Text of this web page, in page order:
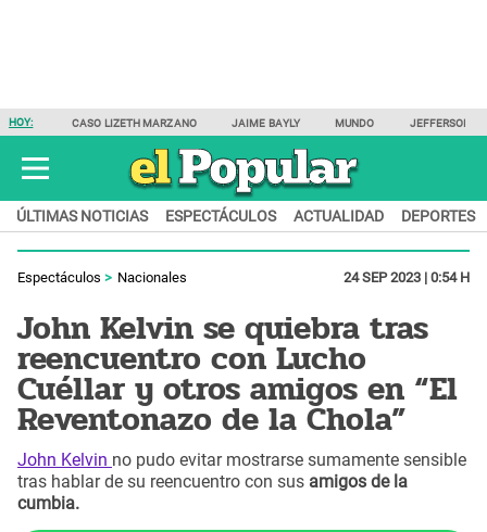
HOY: CASO LIZETH MARZANO JAIME BAYLY MUNDO JEFFERSON
ÚLTIMAS NOTICIAS ESPECTÁCULOS ACTUALIDAD DEPORTES
Espectáculos Nacionales 24 SEP 2023 | 0:54 H
John Kelvin se quiebra tras
reencuentro con Lucho
Cuéllar y otros amigos en “El
Reventonazo de la Chola”
John Kelvin no pudo evitar mostrarse sumamente sensible
tras hablar de su reencuentro con sus amigos de la
cumbia.